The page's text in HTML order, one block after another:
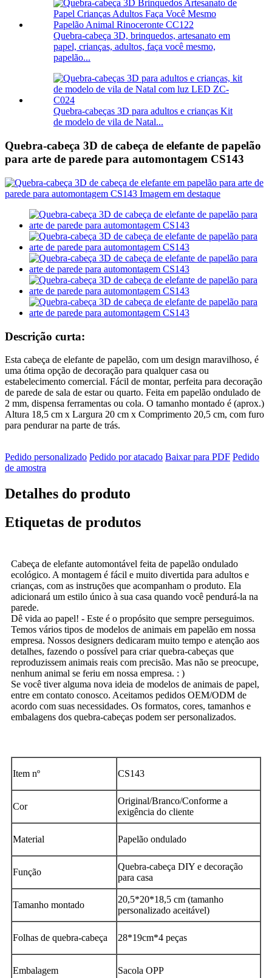
Quebra-cabeça 3D, brinquedos, artesanato em
papel, crianças, adultos, faça você mesmo,
papelão...
Quebra-cabeças 3D para adultos e crianças Kit
de modelo de vila de Natal...
Quebra-cabeça 3D de cabeça de elefante de papelão
para arte de parede para automontagem CS143
Descrição curta:
Esta cabeça de elefante de papelão, com um design maravilhoso, é
uma ótima opção de decoração para qualquer casa ou
estabelecimento comercial. Fácil de montar, perfeita para decoração
de parede de sala de estar ou quarto. Feita em papelão ondulado de
2 mm, dispensa ferramentas ou cola. O tamanho montado é (aprox.)
Altura 18,5 cm x Largura 20 cm x Comprimento 20,5 cm, com furo
para pendurar na parte de trás.
Pedido personalizado Pedido por atacado Baixar para PDF Pedido
de amostra
Detalhes do produto
Etiquetas de produtos
Cabeça de elefante automontável feita de papelão ondulado
ecológico. A montagem é fácil e muito divertida para adultos e
crianças, com as instruções que acompanham o produto. Ela
adicionará um estilo único à sua casa quando você pendurá-la na
parede.
Dê vida ao papel! - Este é o propósito que sempre perseguimos.
Temos vários tipos de modelos de animais em papelão em nossa
empresa. Nossos designers dedicaram muito tempo e atenção aos
detalhes, fazendo o possível para criar quebra-cabeças que
reproduzissem animais reais com precisão. Mas não se preocupe,
nenhum animal se feriu em nossa empresa. : )
Se você tiver alguma nova ideia de modelos de animais de papel,
entre em contato conosco. Aceitamos pedidos OEM/ODM de
acordo com suas necessidades. Os formatos, cores, tamanhos e
embalagens dos quebra-cabeças podem ser personalizados.
Item nº CS143
Cor
Original/Branco/Conforme a
exigência do cliente
Material Papelão ondulado
Função
Quebra-cabeça DIY e decoração
para casa
Tamanho montado
20,5*20*18,5 cm (tamanho
personalizado aceitável)
Folhas de quebra-cabeça 28*19cm*4 peças
Embalagem Sacola OPP